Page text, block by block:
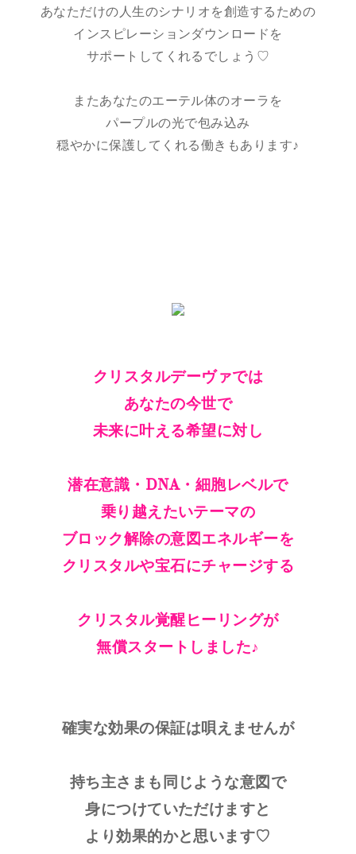
あなただけの人生のシナリオを創造するための
インスピレーションダウンロードを
サポートしてくれるでしょう♡
またあなたのエーテル体のオーラを
パープルの光で包み込み
穏やかに保護してくれる働きもあります♪
クリスタルデーヴァでは
あなたの今世で
未来に叶える希望に対し
潜在意識・DNA・細胞レベルで
乗り越えたいテーマの
ブロック解除の意図エネルギーを
クリスタルや宝石にチャージする
クリスタル覚醒ヒーリングが
無償スタートしました♪
確実な効果の保証は唄えませんが
持ち主さまも同じような意図で
身につけていただけますと
より効果的かと思います♡